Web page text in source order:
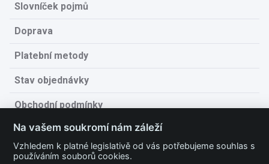
Slovníček pojmů
Doprava
Platební metody
Stav objednávky
Obchodní podmínky
Technické podmínky
Ochrana osobních údajů
Na vašem soukromí nám záleží
Vzhledem k platné legislativě od vás potřebujeme souhlas s
používáním souborů cookies.